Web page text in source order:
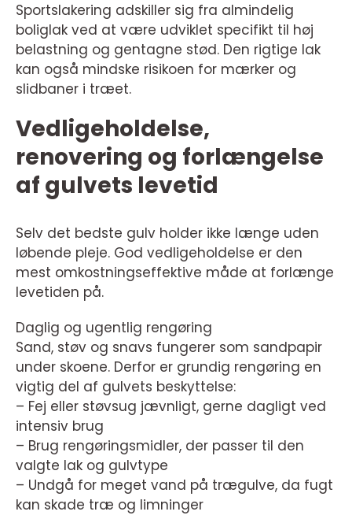
Sportslakering adskiller sig fra almindelig
boliglak ved at være udviklet specifikt til høj
belastning og gentagne stød. Den rigtige lak
kan også mindske risikoen for mærker og
slidbaner i træet.
Vedligeholdelse,
renovering og forlængelse
af gulvets levetid
Selv det bedste gulv holder ikke længe uden
løbende pleje. God vedligeholdelse er den
mest omkostningseffektive måde at forlænge
levetiden på.
Daglig og ugentlig rengøring
Sand, støv og snavs fungerer som sandpapir
under skoene. Derfor er grundig rengøring en
vigtig del af gulvets beskyttelse:
– Fej eller støvsug jævnligt, gerne dagligt ved
intensiv brug
– Brug rengøringsmidler, der passer til den
valgte lak og gulvtype
– Undgå for meget vand på trægulve, da fugt
kan skade træ og limninger